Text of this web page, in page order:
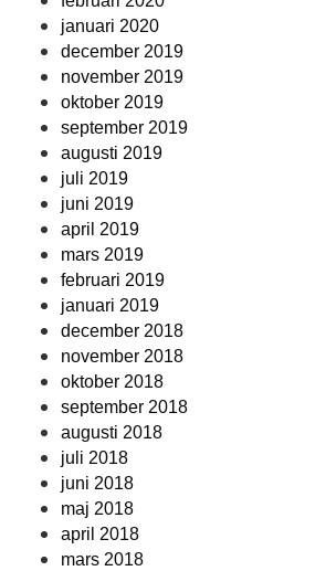
januari 2020
december 2019
november 2019
oktober 2019
september 2019
augusti 2019
juli 2019
juni 2019
april 2019
mars 2019
februari 2019
januari 2019
december 2018
november 2018
oktober 2018
september 2018
augusti 2018
juli 2018
juni 2018
maj 2018
april 2018
mars 2018